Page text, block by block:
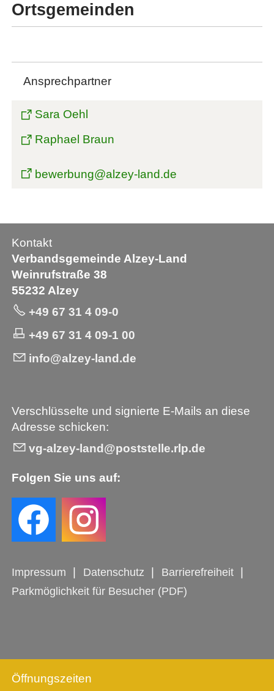
Ortsgemeinden
Ansprechpartner
Sara Oehl
Raphael Braun
bewerbung@alzey-land.de
Kontakt
Verbandsgemeinde Alzey-Land
Weinrufstraße 38
55232 Alzey
+49 67 31 4 09-0
+49 67 31 4 09-1 00
info@alzey-land.de
Verschlüsselte und signierte E-Mails an diese
Adresse schicken:
vg-alzey-land@poststelle.rlp.de
Folgen Sie uns auf:
Impressum Datenschutz
Barrierefreiheit
Parkmöglichkeit für Besucher (PDF)
Öffnungszeiten